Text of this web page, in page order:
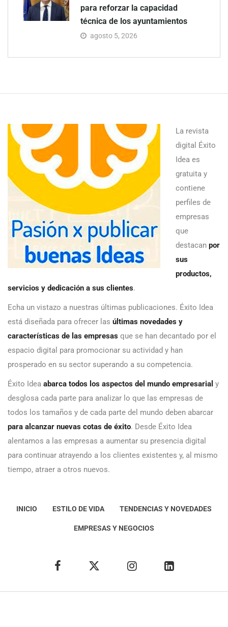
para reforzar la capacidad
técnica de los ayuntamientos
agosto 5, 2026
La revista
digital Éxito
Idea es
gratuita y
contiene
perfiles de
empresas
que
destacan por
sus
productos,
servicios y dedicación a sus clientes.
Echa un vistazo a nuestras últimas publicaciones. Éxito Idea
está diseñada para ofrecer las últimas novedades y
características de las empresas que se han decantado por el
espacio digital para promocionar su actividad y han
prosperado en su sector superando a su competencia.
Éxito Idea abarca todos los aspectos del mundo empresarial y
desglosa cada parte para analizar lo que las empresas de
todos los tamaños y de cada parte del mundo deben abarcar
para alcanzar nuevas cotas de éxito. Desde Éxito Idea
alentamos a las empresas a aumentar su presencia digital
para continuar atrayendo a los clientes existentes y, al mismo
tiempo, atraer a otros nuevos.
INICIO ESTILO DE VIDA TENDENCIAS Y NOVEDADES
EMPRESAS Y NEGOCIOS